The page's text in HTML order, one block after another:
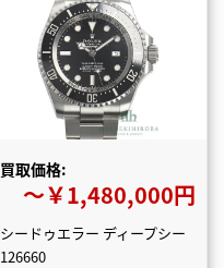
買取価格:
〜￥1,480,000円
シードゥエラー ディープシー
126660